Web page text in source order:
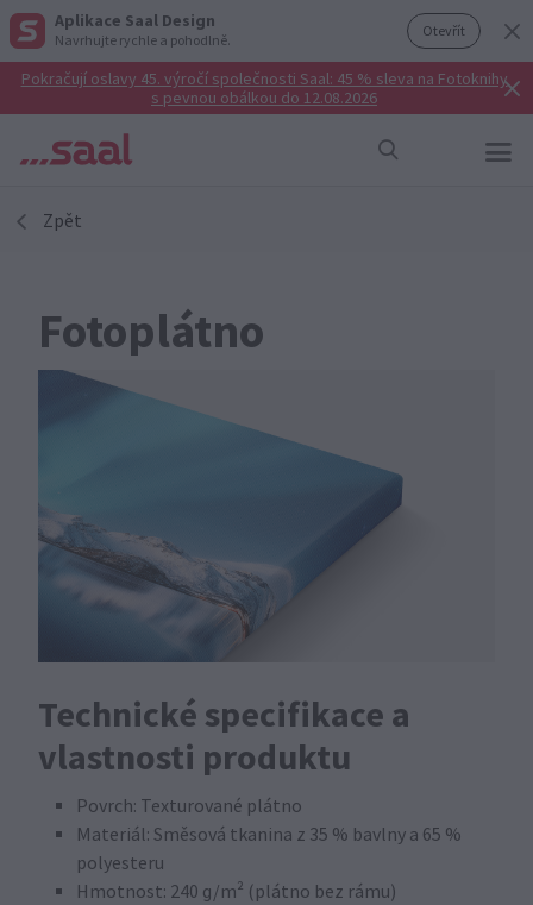
Aplikace Saal Design
Navrhujte rychle a pohodlně. Otevřít
Pokračují oslavy 45. výročí společnosti Saal: 45 % sleva na Fotoknihy
s pevnou obálkou do 12.08.2026
Zpět
Fotoplátno
Technické specifikace a
vlastnosti produktu
Povrch: Texturované plátno
Materiál: Směsová tkanina z 35 % bavlny a 65 %
polyesteru
Hmotnost: 240 g/m² (plátno bez rámu)